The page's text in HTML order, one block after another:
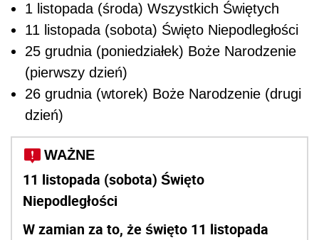
1 listopada (środa) Wszystkich Świętych
11 listopada (sobota) Święto Niepodległości
25 grudnia (poniedziałek) Boże Narodzenie
(pierwszy dzień)
26 grudnia (wtorek) Boże Narodzenie (drugi
dzień)
WAŻNE
11 listopada (sobota) Święto
Niepodległości
W zamian za to, że święto 11 listopada